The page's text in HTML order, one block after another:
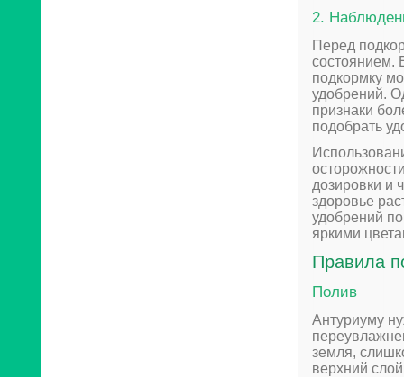
2.
Перед
состоянием.
подкормку
удобрений.
признаки
подобрать
дозировки и
здоровье
удобрений
яркими
Правила
Полив
Антуриуму
земля,
верхний